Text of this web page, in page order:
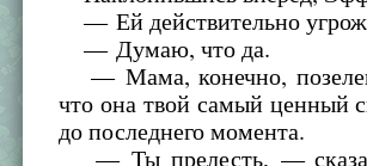
— Ей действительно
— Думаю, что да.
— Мама, конечно,
что она твой самый ценный
до последнего момента.
— Ты прелесть, —